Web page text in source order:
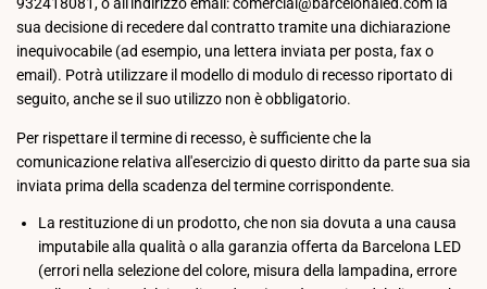
sua decisione di recedere dal contratto tramite una dichiarazione
inequivocabile (ad esempio, una lettera inviata per posta, fax o
email). Potrà utilizzare il modello di modulo di recesso riportato di
seguito, anche se il suo utilizzo non è obbligatorio.
Per rispettare il termine di recesso, è sufficiente che la
comunicazione relativa all'esercizio di questo diritto da parte sua sia
inviata prima della scadenza del termine corrispondente.
La restituzione di un prodotto, che non sia dovuta a una causa
imputabile alla qualità o alla garanzia offerta da Barcelona LED
(errori nella selezione del colore, misura della lampadina, errore